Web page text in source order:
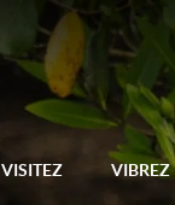
VISITEZ VIBREZ